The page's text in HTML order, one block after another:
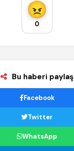
0
Bu haberi paylaş
Facebook
Twitter
WhatsApp